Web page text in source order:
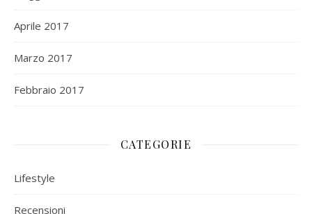
Aprile 2017
Marzo 2017
Febbraio 2017
CATEGORIE
Lifestyle
Recensioni